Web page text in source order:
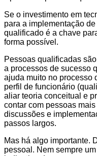
Se o investimento em
para a implementação
qualificado é a chave
forma possível.
Pessoas qualificadas
a processos de sucesso
ajuda muito no processo
perfil de funcionário
aliar teoria conceitual e
contar com pessoas
discussões e
passos largos.
Mas há algo importante.
pessoal. Nem sempre